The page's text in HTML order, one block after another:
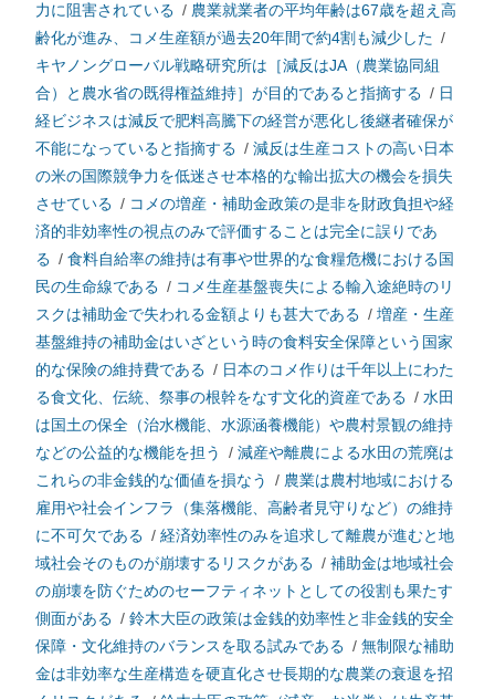
力に阻害されている / 農業就業者の平均年齢は67歳を超え高
齢化が進み、コメ生産額が過去20年間で約4割も減少した /
キヤノングローバル戦略研究所は［減反はJA（農業協同組
合）と農水省の既得権益維持］が目的であると指摘する / 日
経ビジネスは減反で肥料高騰下の経営が悪化し後継者確保が
不能になっていると指摘する / 減反は生産コストの高い日本
の米の国際競争力を低迷させ本格的な輸出拡大の機会を損失
させている / コメの増産・補助金政策の是非を財政負担や経
済的非効率性の視点のみで評価することは完全に誤りであ
る / 食料自給率の維持は有事や世界的な食糧危機における国
民の生命線である / コメ生産基盤喪失による輸入途絶時のリ
スクは補助金で失われる金額よりも甚大である / 増産・生産
基盤維持の補助金はいざという時の食料安全保障という国家
的な保険の維持費である / 日本のコメ作りは千年以上にわた
る食文化、伝統、祭事の根幹をなす文化的資産である / 水田
は国土の保全（治水機能、水源涵養機能）や農村景観の維持
などの公益的な機能を担う
/ 減産や離農による水田の荒廃は
これらの非金銭的な価値を損なう
/ 農業は農村地域における
雇用や社会インフラ（集落機能、高齢者見守りなど）の維持
に不可欠である / 経済効率性のみを追求して離農が進むと地
域社会そのものが崩壊するリスクがある / 補助金は地域社会
の崩壊を防ぐためのセーフティネットとしての役割も果たす
側面がある / 鈴木大臣の政策は金銭的効率性と非金銭的安全
保障・文化維持のバランスを取る試みである / 無制限な補助
金は非効率な生産構造を硬直化させ長期的な農業の衰退を招